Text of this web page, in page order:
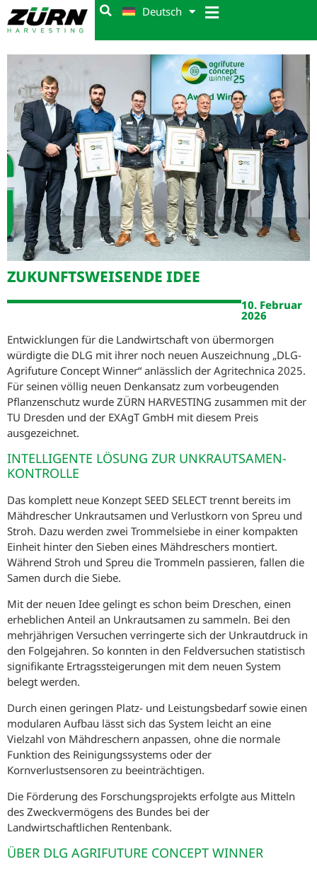
Deutsch
ZUKUNFTSWEISENDE IDEE
10. Februar
2026
Entwicklungen für die Landwirtschaft von übermorgen
würdigte die DLG mit ihrer noch neuen Auszeichnung „DLG-
Agrifuture Concept Winner“ anlässlich der Agritechnica 2025.
Für seinen völlig neuen Denkansatz zum vorbeugenden
Pflanzenschutz wurde ZÜRN HARVESTING zusammen mit der
TU Dresden und der EXAgT GmbH mit diesem Preis
ausgezeichnet.
INTELLIGENTE LÖSUNG ZUR UNKRAUTSAMEN-
KONTROLLE
Das komplett neue Konzept SEED SELECT trennt bereits im
Mähdrescher Unkrautsamen und Verlustkorn von Spreu und
Stroh. Dazu werden zwei Trommelsiebe in einer kompakten
Einheit hinter den Sieben eines Mähdreschers montiert.
Während Stroh und Spreu die Trommeln passieren, fallen die
Samen durch die Siebe.
Mit der neuen Idee gelingt es schon beim Dreschen, einen
erheblichen Anteil an Unkrautsamen zu sammeln. Bei den
mehrjährigen Versuchen verringerte sich der Unkrautdruck in
den Folgejahren. So konnten in den Feldversuchen statistisch
signifikante Ertragssteigerungen mit dem neuen System
belegt werden.
Durch einen geringen Platz- und Leistungsbedarf sowie einen
modularen Aufbau lässt sich das System leicht an eine
Vielzahl von Mähdreschern anpassen, ohne die normale
Funktion des Reinigungssystems oder der
Kornverlustsensoren zu beeinträchtigen.
Die Förderung des Forschungsprojekts erfolgte aus Mitteln
des Zweckvermögens des Bundes bei der
Landwirtschaftlichen Rentenbank.
ÜBER DLG AGRIFUTURE CONCEPT WINNER